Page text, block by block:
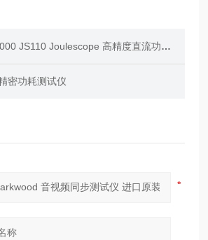
Joulescope 高精度直流功率分析仪 原装现货
密功耗测试仪